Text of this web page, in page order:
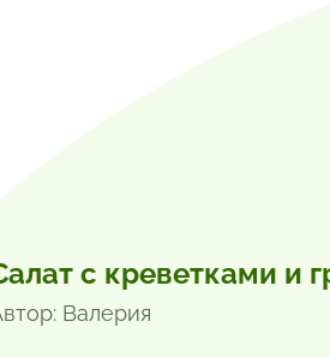
с креветками и
Валерия